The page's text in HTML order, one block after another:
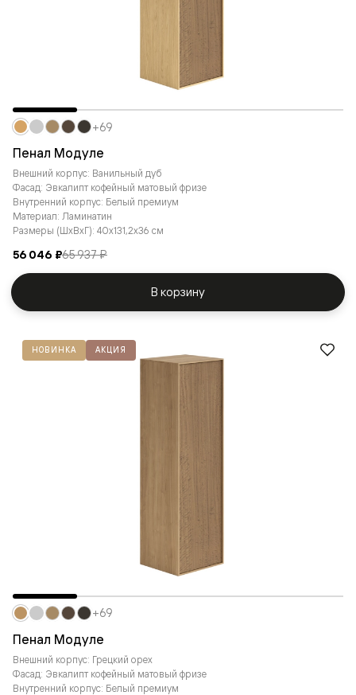
Пенал Модуле
Внешний корпус: Ванильный дуб
Фасад: Эвкалипт кофейный матовый фризе
Внутренний корпус: Белый премиум
Материал: Ламинатин
Размеры (ШxВxГ): 40x131,2x36 см
56 046 ₽65 937 ₽
+69
В корзину
НОВИНКА АКЦИЯ
Пенал Модуле
Внешний корпус: Грецкий орех
Фасад: Эвкалипт кофейный матовый фризе
Внутренний корпус: Белый премиум
+69